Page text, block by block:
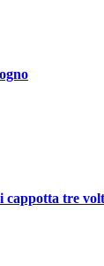
cappotta tre